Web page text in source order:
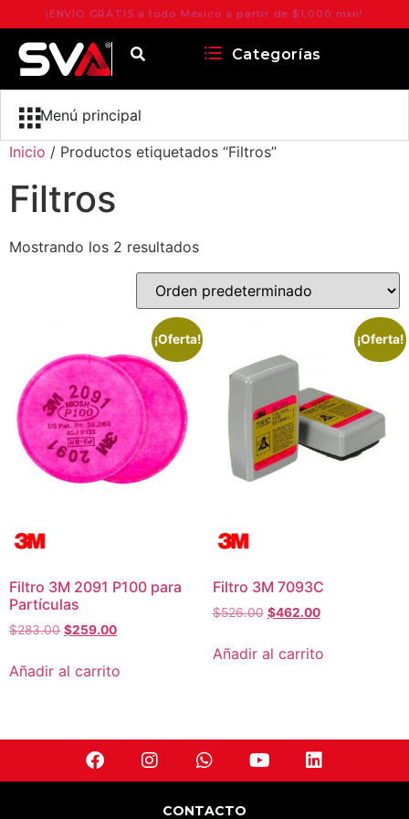
¡ENVÍO GRATIS a todo México a partir de $1,000 mxn!
Categorías
Menú principal
Inicio / Productos etiquetados “Filtros”
Filtros
Mostrando los 2 resultados
¡Oferta!
Filtro 3M 2091 P100 para
Partículas
$283.00 $259.00
Añadir al carrito
¡Oferta!
Filtro 3M 7093C
$526.00 $462.00
Añadir al carrito
CONTACTO